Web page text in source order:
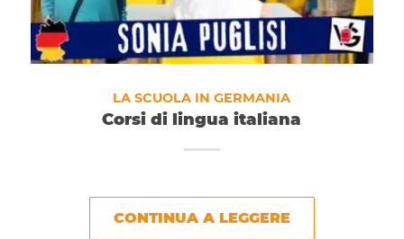
LA SCUOLA IN GERMANIA
Corsi di lingua italiana
CONTINUA A LEGGERE